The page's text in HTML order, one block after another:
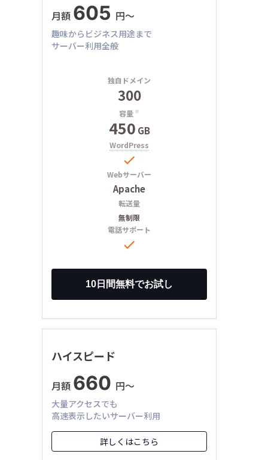
月額 605 円〜
趣味からビジネス用途まで
サーバー利用全般
独自ドメイン
300
容量 ※
450 GB
WordPress

Webサーバー
Apache
転送量
無制限
電話サポート

ハイスピード
月額 660 円〜
大量アクセスでも
高速表示したいサーバー利用
詳しくはこちら